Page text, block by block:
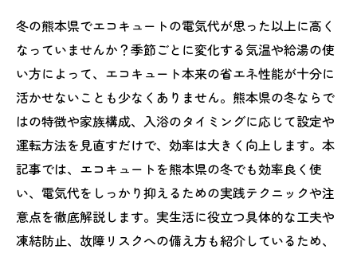
冬の熊本県でエコキュートの電気代が思った以上に高く
なっていませんか？季節ごとに変化する気温や給湯の使
い方によって、エコキュート本来の省エネ性能が十分に
活かせないことも少なくありません。熊本県の冬ならで
はの特徴や家族構成、入浴のタイミングに応じて設定や
運転方法を見直すだけで、効率は大きく向上します。本
記事では、エコキュートを熊本県の冬でも効率良く使
い、電気代をしっかり抑えるための実践テクニックや注
意点を徹底解説します。実生活に役立つ具体的な工夫や
凍結防止、故障リスクへの備え方も紹介しているため、